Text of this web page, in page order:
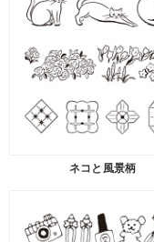
ネコと風景柄